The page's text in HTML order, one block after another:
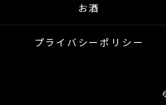
お酒
プライバシーポリシー